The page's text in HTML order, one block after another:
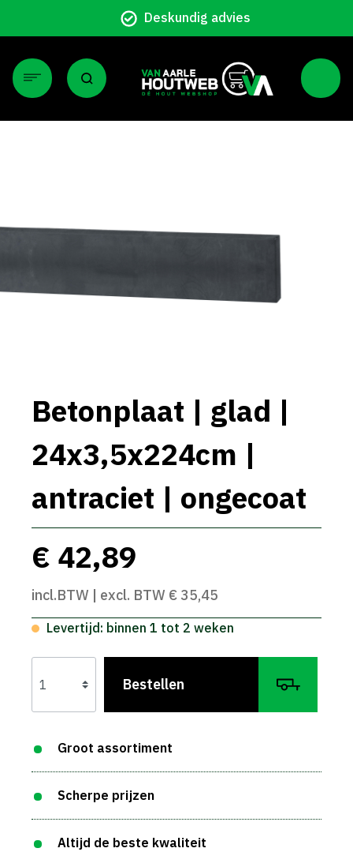
Particulier en zakelijk
Betonplaat | glad |
24x3,5x224cm |
antraciet | ongecoat
€ 42,89
incl.BTW | excl. BTW € 35,45
Levertijd: binnen 1 tot 2 weken
Bestellen
Groot assortiment
Scherpe prijzen
Altijd de beste kwaliteit